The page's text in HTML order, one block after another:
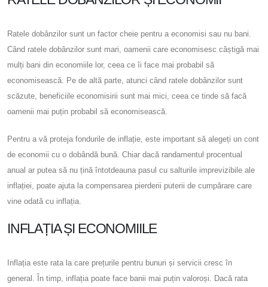
Ratele dobânzilor sunt un factor cheie pentru a economisi sau nu bani.
Când ratele dobânzilor sunt mari, oamenii care economisesc câștigă mai
mulți bani din economiile lor, ceea ce îi face mai probabil să
economisească. Pe de altă parte, atunci când ratele dobânzilor sunt
scăzute, beneficiile economisirii sunt mai mici, ceea ce tinde să facă
oamenii mai puțin probabil să economisească.
Pentru a vă proteja fondurile de inflație, este important să alegeți un cont
de economii cu o dobândă bună. Chiar dacă randamentul procentual
anual ar putea să nu țină întotdeauna pasul cu salturile imprevizibile ale
inflației, poate ajuta la compensarea pierderii puterii de cumpărare care
vine odată cu inflația.
INFLAȚIA ȘI ECONOMIILE
Inflația este rata la care prețurile pentru bunuri și servicii cresc în
general. În timp, inflația poate face banii mai puțin valoroși. Dacă rata